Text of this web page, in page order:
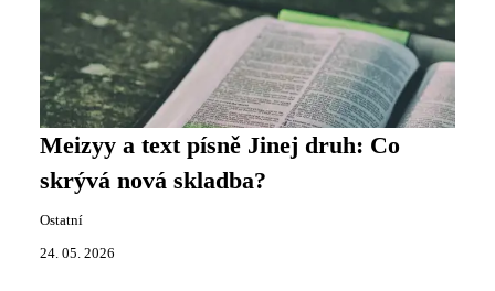
Meizyy a text písně Jinej druh: Co
skrývá nová skladba?
Ostatní
24. 05. 2026